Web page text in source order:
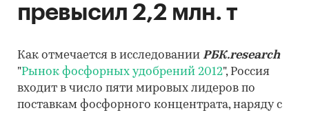
превысил 2,2 млн. т
Как отмечается в исследовании РБК.research
"Рынок фосфорных удобрений 2012", Россия
входит в число пяти мировых лидеров по
поставкам фосфорного концентрата, наряду с